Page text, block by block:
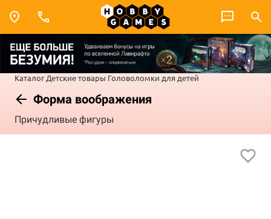
Каталог Детские товары Головоломки для детей
Форма воображения
Причудливые фигуры